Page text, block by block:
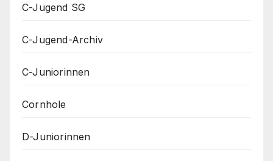
C-Jugend SG
C-Jugend-Archiv
C-Juniorinnen
Cornhole
D-Juniorinnen